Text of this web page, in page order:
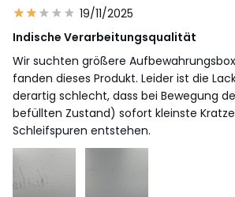
19/11/2025
Indische Verarbeitungsqualität
Wir suchten größere
fanden dieses Produkt. Leider ist die
derartig schlecht, dass bei Bewegung
befüllten Zustand) sofort kleinste
Schleifspuren entstehen.